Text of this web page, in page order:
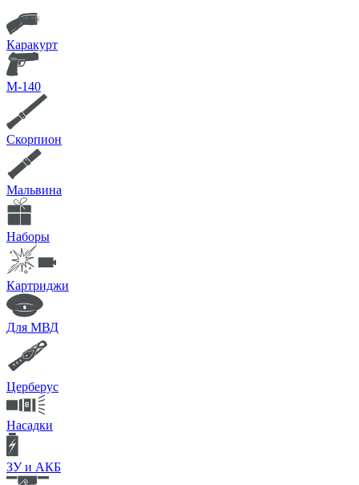
Каракурт
М-140
Скорпион
Мальвина
Наборы
Картриджи
Для МВД
Церберус
Насадки
ЗУ и АКБ